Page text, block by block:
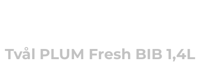
Tvål PLUM Fresh BIB 1,4L